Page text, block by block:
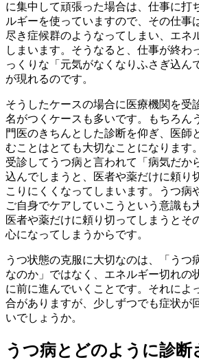
に集中して頑張った場合は、仕事に打
ルギーを使っていますので、その仕事
尽き症候群のようなってしまい、エネ
しまいます。そうなると、仕事が終わ
っくりな「元気がなくなりふさぎ込ん
が現れるのです。
そうしたケースの場合に医療機関を受
名がつくケースも多いです。もちろん
門医のきちんとした診断を仰ぎ、医師
むことはとても大切なことになります
受診してうつ病と言われて「病気だか
込んでしまうと、医者や薬だけに頼り
こりにくくなってしまいます。うつ病
ご自身でケアしていこうという意識も
医者や薬だけに頼り切ってしまうとそ
心になってしまうからです。
うつ状態の克服に大切なのは、「うつ
なのか」ではなく、エネルギー切れの
に前に進んでいくことです。それによ
合がありますが、少しずつでも症状が
いでしょうか。
うつ病とどのように診断